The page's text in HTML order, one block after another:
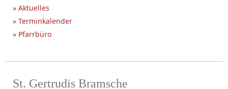
» Aktuelles
» Terminkalender
» Pfarrbüro
St. Gertrudis Bramsche